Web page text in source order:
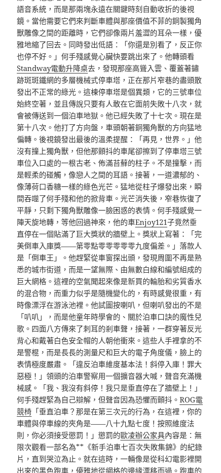
語音系統，而是那兩塊永遠在關鍵時刻自動收折的後視
鏡。當他需要它們來判斷車體與那座價值不菲的銅製獨角
獸雕像之間的距離時，它們卻像兩片羞澀的耳朵一樣，優
雅地縮了回去。同時發出低語：「你還是別看了，反正你
也停不好。」何手殘感覺心臟快要跳出來了。他轉頭看
Standway電動升降桌去，發現那座高聳入雲、覆蓋著鏽
跡斑斑鐵網的多層機械式停車塔，正在那片窄巷的盡頭散
發出不正常的綠光。這棟停車塔是個異類，它的三號車位
始終空著，並且傳說只要有人敢在它面前失敗十八次，就
會被傳送到一個泊車地獄。他已經失敗了十七次。現在是
第十八次。他打了方向盤，車頭朝著銅獨角獸的方向猛地
偏轉。後視鏡發出最後的溫柔提醒：「再見，世界。」他
沒有撞上獨角獸，但他那顫抖的車尾卻擦到了停車塔三號
車位入口處的一根古老、佈滿苔蘚的柱子。不是撞擊，而
是輕柔的碰觸，像戀人之間的耳語。接著，一道濃郁的、
像薄荷口香糖一樣的綠色光芒。猛地從柱子爆發出來，瞬
間吞噬了何手殘和他的掀背車。光芒消失後，窄巷恢復了
平靜，只剩下獨角獸雕像一臉困惑的表情。何手殘感覺一
陣天旋地轉，等他回過神來，他的車Enjoy121子竟然垂
直停在一個貼滿了巨大獎狀的牆壁上。獎狀上寫著：「完
美倒車入庫獎——第零點零零零零零九度偏差。」落款人
是「倒車王」。他趕緊從車窗探出頭，發現周圍不再是熟
悉的城市街道，而是一望無際、由無數白線和編號組成的
巨大網格。這裡的空氣聞起來像是新買的輪胎和劣質香水
的混合物，而重力似乎是隨機變化的，有時感覺很重，有
時像漂浮在游泳池裡。他試圖按喇叭，但喇叭發出的不是
「叭叭」，而是他童年時學會的、關於泊車口訣的魔性兒
歌。四面八方傳來了刺耳的剎車聲，接著，一群穿著反光
背心和戴著白色安全帽的人朝他衝來。這些人手裡拿的不
是警棍，而是長長的測量尺和巨大的電子角度儀，臉上的
表情極度嚴肅。「違反泊車維度基本法！斜停入庫！罪大
惡極！」領頭的泊車警察用一個擴音器大喊，聲音充滿機
械感。「我、我沒有斜停！我只是垂直停在了牆壁上！」
何手殘趕緊為自己辯解，但聲音因為恐懼而顫抖。ROG電
競椅 「垂直泊車？那是在第三次元的行為，在這裡，你的
車體與停車線的夾角是——八十九點七度！按照維度法
則，你必須接受懲罰！」懲罰的歐凌辦公家具內容是：無
限次觀看一部名為**《新手泊車七百次失敗集錦》的紀錄
片，直到哭泣為止。就在這時，一輛像是從科幻電影裡開
出來的黑色跑車，優雅地從網格的邊緣漂移而過。跑車的